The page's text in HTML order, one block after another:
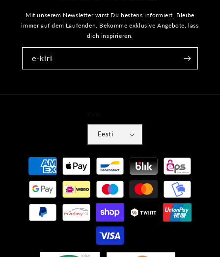
Mit unserem Newsletter wirst Du bestens informiert. Bleibe
immer auf dem Laufenden. Bekomme exklusive Angebote, lass
dich inspirieren.
e-kiri
Eesti
Makseviisid